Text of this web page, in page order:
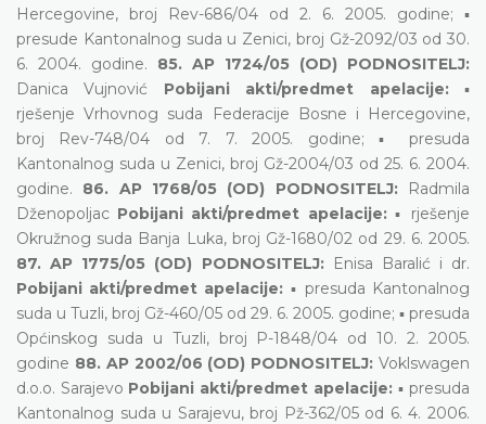
Hercegovine, broj Rev-686/04 od 2. 6. 2005. godine; ▪
presude Kantonalnog suda u Zenici, broj Gž-2092/03 od 30.
6. 2004. godine. 85. AP 1724/05 (OD) PODNOSITELJ:
Danica Vujnović Pobijani akti/predmet apelacije:▪
rješenje Vrhovnog suda Federacije Bosne i Hercegovine,
broj Rev-748/04 od 7. 7. 2005. godine; ▪ presuda
Kantonalnog suda u Zenici, broj Gž-2004/03 od 25. 6. 2004.
godine. 86. AP 1768/05 (OD) PODNOSITELJ:
Radmila
Dženopoljac Pobijani akti/predmet apelacije:▪ rješenje
Okružnog suda Banja Luka, broj Gž-1680/02 od 29. 6. 2005.
87. AP 1775/05 (OD) PODNOSITELJ: Enisa Baralić i dr.
Pobijani akti/predmet apelacije: ▪ presuda Kantonalnog
suda u Tuzli, broj Gž-460/05 od 29. 6. 2005. godine; ▪ presuda
Općinskog suda u Tuzli, broj P-1848/04 od 10. 2. 2005.
godine 88. AP 2002/06 (OD) PODNOSITELJ:Voklswagen
d.o.o. Sarajevo Pobijani akti/predmet apelacije:▪ presuda
Kantonalnog suda u Sarajevu, broj Pž-362/05 od 6. 4. 2006.